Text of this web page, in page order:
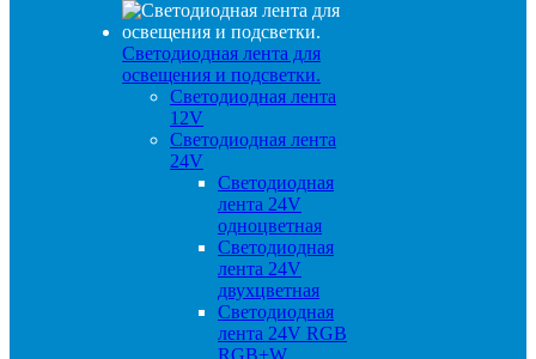
Светодиодная лента для
освещения и подсветки.
Светодиодная лента
12V
Светодиодная лента
24V
Светодиодная
лента 24V
одноцветная
Светодиодная
лента 24V
двухцветная
Светодиодная
лента 24V RGB
RGB+W